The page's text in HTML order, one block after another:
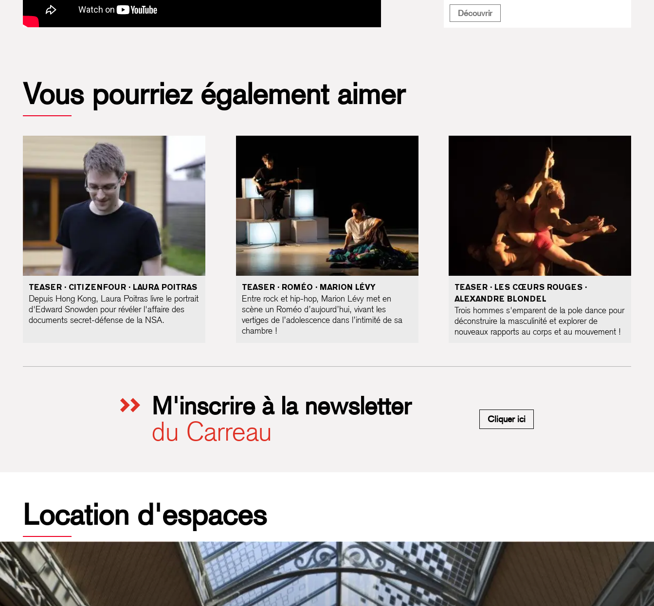
DécouvrirVoix Intérieures (manifeste)
Vous pourriez également aimer
TEASER · CITIZENFOUR · LAURA POITRAS
Depuis Hong Kong, Laura Poitras livre le portrait
d'Edward Snowden pour révéler l'affaire des
documents secret-défense de la NSA.
TEASER · ROMÉO · MARION LÉVY
Entre rock et hip-hop, Marion Lévy met en
scène un Roméo d’aujourd’hui, vivant les
vertiges de l’adolescence dans l’intimité de sa
chambre !
TEASER · LES CŒURS ROUGES ·
ALEXANDRE BLONDEL
Trois hommes s'emparent de la pole dance pour
déconstruire la masculinité et explorer de
nouveaux rapports au corps et au mouvement !
M'inscrire à la newsletter
du Carreau Cliquer iciM'inscrire à la newsletter du
Location d'espaces